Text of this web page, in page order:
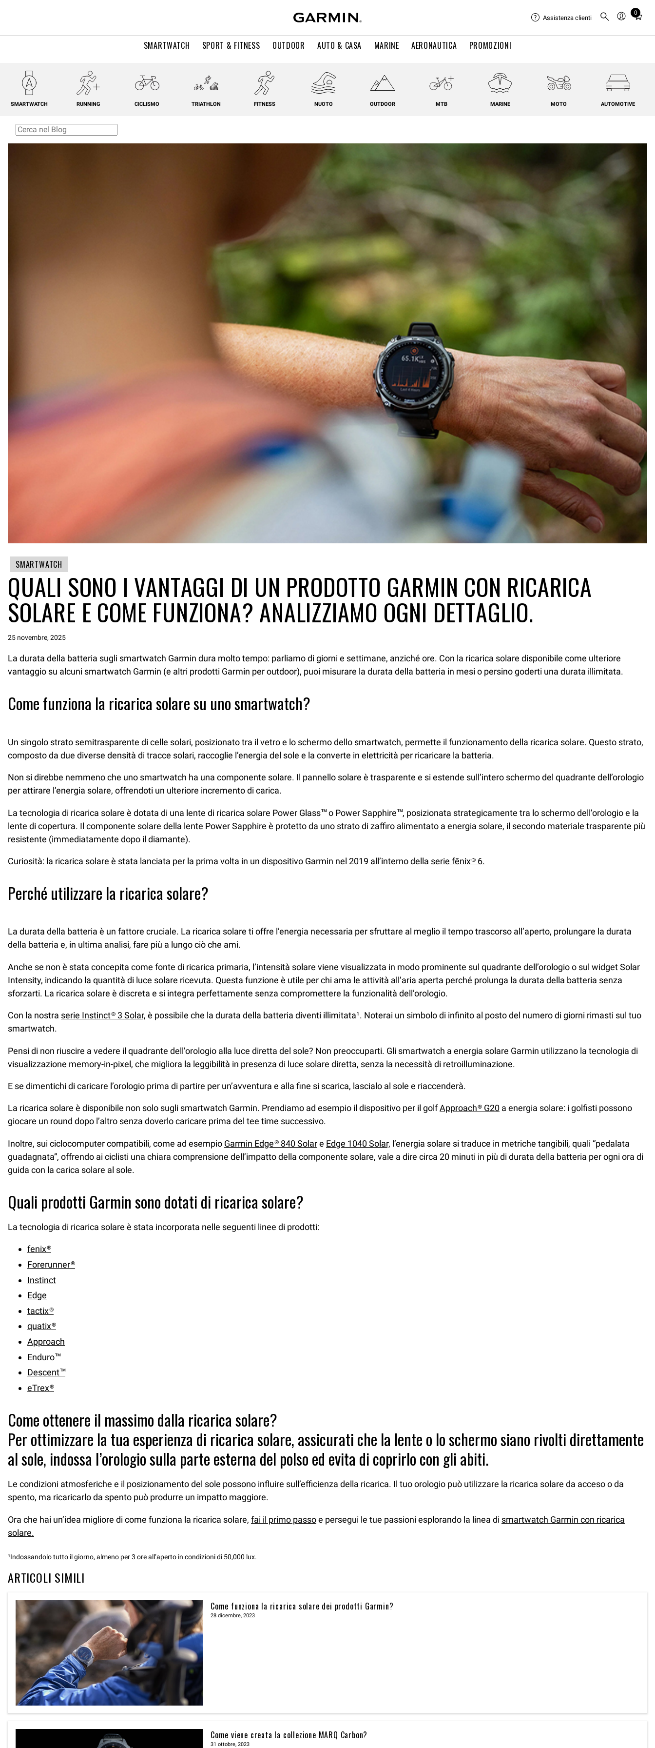
SMARTWATCH SPORT & FITNESS OUTDOOR AUTO & CASA MARINE AERONAUTICA PROMOZIONI
Assistenza clienti
0
Total
in
SMARTWATCH RUNNING CICLISMO TRIATHLON FITNESS NUOTO OUTDOOR MTB MARINE MOTO AUTOMOTIVE
SMARTWATCH
QUALI SONO I VANTAGGI DI UN PRODOTTO GARMIN CON RICARICA
SOLARE E COME FUNZIONA? ANALIZZIAMO OGNI DETTAGLIO.
25 novembre, 2025
La durata della batteria sugli smartwatch Garmin dura molto tempo: parliamo di giorni e settimane, anziché ore. Con la ricarica solare disponibile come ulteriore
vantaggio su alcuni smartwatch Garmin (e altri prodotti Garmin per outdoor), puoi misurare la durata della batteria in mesi o persino goderti una durata illimitata.
Come funziona la ricarica solare su uno smartwatch?
Un singolo strato semitrasparente di celle solari, posizionato tra il vetro e lo schermo dello smartwatch, permette il funzionamento della ricarica solare. Questo strato,
composto da due diverse densità di tracce solari, raccoglie l’energia del sole e la converte in elettricità per ricaricare la batteria.
Non si direbbe nemmeno che uno smartwatch ha una componente solare. Il pannello solare è trasparente e si estende sull’intero schermo del quadrante dell’orologio
per attirare l’energia solare, offrendoti un ulteriore incremento di carica.
La tecnologia di ricarica solare è dotata di una lente di ricarica solare Power Glass™ o Power Sapphire™, posizionata strategicamente tra lo schermo dell’orologio e la
lente di copertura. Il componente solare della lente Power Sapphire è protetto da uno strato di zaffiro alimentato a energia solare, il secondo materiale trasparente più
resistente (immediatamente dopo il diamante).
Curiosità: la ricarica solare è stata lanciata per la prima volta in un dispositivo Garmin nel 2019 all’interno della serie fēnix® 6.
Perché utilizzare la ricarica solare?
La durata della batteria è un fattore cruciale. La ricarica solare ti offre l’energia necessaria per sfruttare al meglio il tempo trascorso all’aperto, prolungare la durata
della batteria e, in ultima analisi, fare più a lungo ciò che ami.
Anche se non è stata concepita come fonte di ricarica primaria, l’intensità solare viene visualizzata in modo prominente sul quadrante dell’orologio o sul widget Solar
Intensity, indicando la quantità di luce solare ricevuta. Questa funzione è utile per chi ama le attività all’aria aperta perché prolunga la durata della batteria senza
sforzarti. La ricarica solare è discreta e si integra perfettamente senza compromettere la funzionalità dell’orologio.
Con la nostra serie Instinct® 3 Solar, è possibile che la durata della batteria diventi illimitata¹. Noterai un simbolo di infinito al posto del numero di giorni rimasti sul tuo
smartwatch.
Pensi di non riuscire a vedere il quadrante dell’orologio alla luce diretta del sole? Non preoccuparti. Gli smartwatch a energia solare Garmin utilizzano la tecnologia di
visualizzazione memory-in-pixel, che migliora la leggibilità in presenza di luce solare diretta, senza la necessità di retroilluminazione.
E se dimentichi di caricare l’orologio prima di partire per un’avventura e alla fine si scarica, lascialo al sole e riaccenderà.
La ricarica solare è disponibile non solo sugli smartwatch Garmin. Prendiamo ad esempio il dispositivo per il golfApproach® G20 a energia solare: i golfisti possono
giocare un round dopo l’altro senza doverlo caricare prima del tee time successivo.
Inoltre, sui ciclocomputer compatibili, come ad esempio Garmin Edge® 840 Solare Edge 1040 Solar, l’energia solare si traduce in metriche tangibili, quali “pedalata
guadagnata”, offrendo ai ciclisti una chiara comprensione dell’impatto della componente solare, vale a dire circa 20 minuti in più di durata della batteria per ogni ora di
guida con la carica solare al sole.
Quali prodotti Garmin sono dotati di ricarica solare?
La tecnologia di ricarica solare è stata incorporata nelle seguenti linee di prodotti:
fenix®
Forerunner®
Instinct
Edge
tactix®
quatix®
Approach
Enduro™
Descent™
eTrex®
Come ottenere il massimo dalla ricarica solare?
Per ottimizzare la tua esperienza di ricarica solare, assicurati che la lente o lo schermo siano rivolti direttamente
al sole, indossa l’orologio sulla parte esterna del polso ed evita di coprirlo con gli abiti.
Le condizioni atmosferiche e il posizionamento del sole possono influire sull’efficienza della ricarica. Il tuo orologio può utilizzare la ricarica solare da acceso o da
spento, ma ricaricarlo da spento può produrre un impatto maggiore.
Ora che hai un’idea migliore di come funziona la ricarica solare, fai il primo passoe persegui le tue passioni esplorando la linea di smartwatch Garmin con ricarica
solare.
¹Indossandolo tutto il giorno, almeno per 3 ore all’aperto in condizioni di 50,000 lux.
ARTICOLI SIMILI
Come funziona la ricarica solare dei prodotti Garmin?
28 dicembre, 2023
Come viene creata la collezione MARQ Carbon?
31 ottobre, 2023